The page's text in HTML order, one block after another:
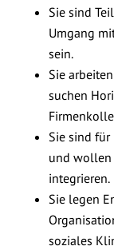
Sie sind
Umgang
sein.
Sie
suchen
Sie sind
und wollen
integrieren.
Sie legen
soziales